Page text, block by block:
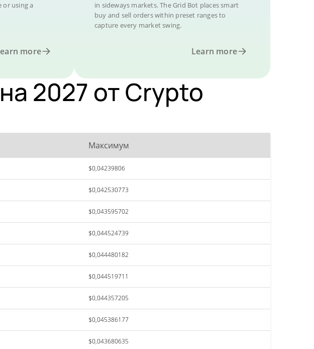
or using a
more
in sideways markets. The Grid Bot places smart
buy and sell orders within preset ranges to
capture every market swing.
Learn more
2027 от Crypto
Максимум
$0,04239806
$0,042530773
$0,043595702
$0,044524739
$0,044480182
$0,044519711
$0,044357205
$0,045386177
$0,043680635